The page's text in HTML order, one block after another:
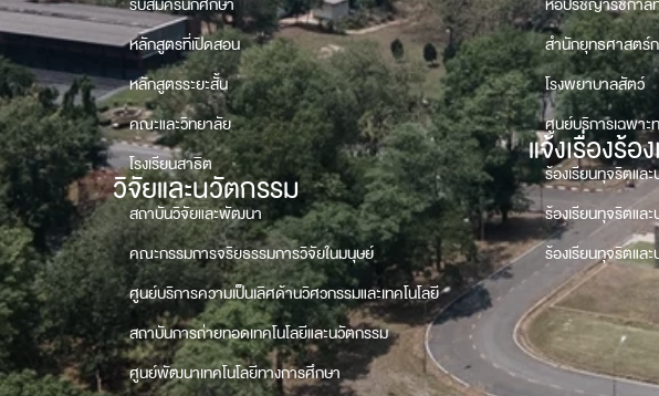
หลักสูตรที่เปิดสอน
หลักสูตรระยะสั้น
คณะและวิทยาลัย
โรงเรียนสาธิต
วิจัยและนวัตกรรม
สถาบันวิจัยและพัฒนา
คณะกรรมการจริยธรรมการวิจัยในมนุษย์
ศูนย์บริการความเป็นเลิศด้านวิศวกรรมและเทคโนโลยี
สถาบันการถ่ายทอดเทคโนโลยีและนวัตกรรม
ศูนย์พัฒนาเทคโนโลยีทางการศึกษา
สำนักยุทธศาสตร์
โรงพยาบาลสัตว์
ศูนย์บริการเฉพาะ
แจ้งเรื่องร้อ
ร้องเรียนทุจริตแล
ร้องเรียนทุจริตแ
ร้องเรียนทุจริตแ